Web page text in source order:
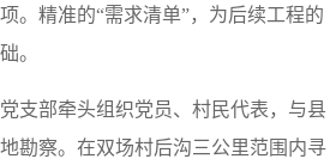
。精准的“需求清单”，为后续工程的
。
支部牵头组织党员、村民代表，与县
勘察。在双场村后沟三公里范围内寻